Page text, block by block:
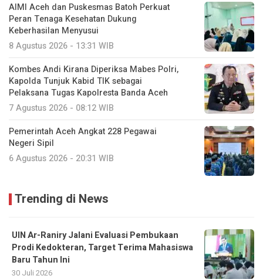
AIMI Aceh dan Puskesmas Batoh Perkuat
Peran Tenaga Kesehatan Dukung
Keberhasilan Menyusui
8 Agustus 2026 - 13:31 WIB
Kombes Andi Kirana Diperiksa Mabes Polri,
Kapolda Tunjuk Kabid TIK sebagai
Pelaksana Tugas Kapolresta Banda Aceh
7 Agustus 2026 - 08:12 WIB
Pemerintah Aceh Angkat 228 Pegawai
Negeri Sipil
6 Agustus 2026 - 20:31 WIB
Trending di News
UIN Ar-Raniry Jalani Evaluasi Pembukaan
Prodi Kedokteran, Target Terima Mahasiswa
Baru Tahun Ini
30 Juli 2026